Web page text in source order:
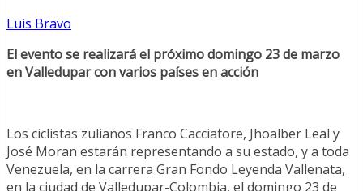
Luis Bravo
El evento se realizará el próximo domingo 23 de marzo
en Valledupar con varios países en acción
Los ciclistas zulianos Franco Cacciatore, Jhoalber Leal y
José Moran estarán representando a su estado, y a toda
Venezuela, en la carrera Gran Fondo Leyenda Vallenata,
en la ciudad de Valledupar-Colombia, el domingo 23 de